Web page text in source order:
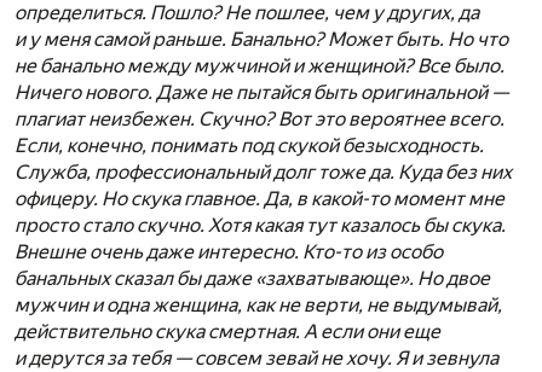
определиться. Пошло? Не пошлее, чем у других, да
и у меня самой раньше. Банально? Может быть. Но что
не банально между мужчиной и женщиной? Все было.
Ничего нового. Даже не пытайся быть оригинальной —
плагиат неизбежен. Скучно? Вот это вероятнее всего.
Если, конечно, понимать под скукой безысходность.
Служба, профессиональный долг тоже да. Куда без них
офицеру. Но скука главное. Да, в какой-то момент мне
просто стало скучно. Хотя какая тут казалось бы скука.
Внешне очень даже интересно. Кто-то из особо
банальных сказал бы даже «захватывающе». Но двое
мужчин и одна женщина, как не верти, не выдумывай,
действительно скука смертная. А если они еще
и дерутся за тебя — совсем зевай не хочу. Я и зевнула